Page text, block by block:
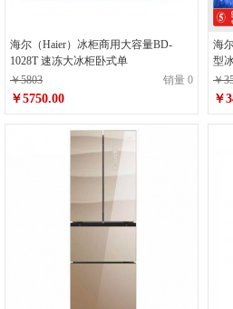
海尔（Haier）冰柜商用大容量BD-
1028T 速冻大冰柜卧式单
￥5803
销量 0
￥5750.00
海
型
温
￥
￥